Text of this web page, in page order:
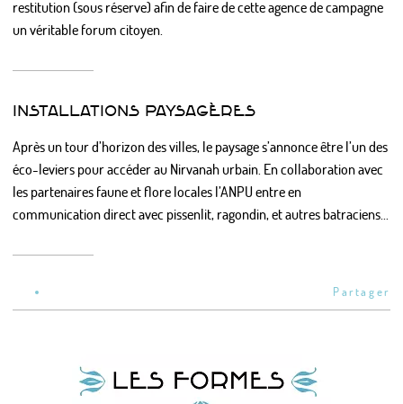
restitution (sous réserve) afin de faire de cette agence de campagne
un véritable forum citoyen.
INSTALLATIONS PAYSAGÈRES
Après un tour d’horizon des villes, le paysage s’annonce être l’un des
éco-leviers pour accéder au Nirvanah urbain. En collaboration avec
les partenaires faune et flore locales l’ANPU entre en
communication direct avec pissenlit, ragondin, et autres batraciens...
Partager